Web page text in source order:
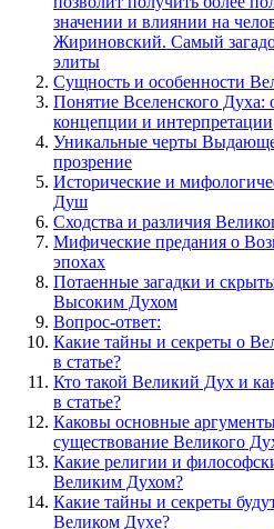
Сущность и особенности
Понятие Вселенского
концепции и интерпретации
Уникальные черты
прозрение
Исторические и
Душ
Сходства и различия
Мифические предания о
эпохах
Потаенные загадки и
Высоким Духом
Вопрос-ответ:
Какие тайны и секреты о
в статье?
Кто такой Великий Дух и
в статье?
Каковы основные
существование Великого
Какие религии и
Великим Духом?
Какие тайны и секреты
Великом Духе?